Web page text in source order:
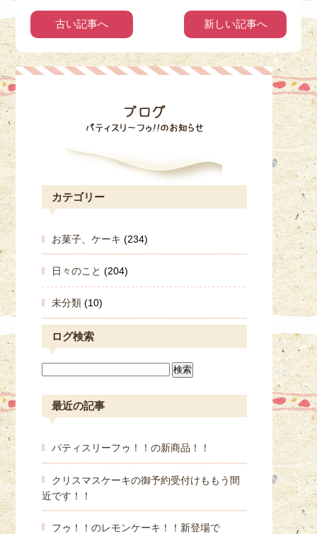
古い記事へ 新しい記事へ
カテゴリー
お菓子、ケーキ (234)
日々のこと (204)
未分類 (10)
ログ検索
最近の記事
パティスリーフゥ！！の新商品！！
クリスマスケーキの御予約受付けももう間
近です！！
フゥ！！のレモンケーキ！！新登場で